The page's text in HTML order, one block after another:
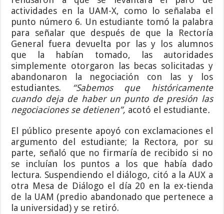
actividades en la UAM-X, como lo señalaba el
punto número 6. Un estudiante tomó la palabra
para señalar que después de que la Rectoría
General fuera devuelta por las y los alumnos
que la habían tomado, las autoridades
simplemente otorgaron las becas solicitadas y
abandonaron la negociación con las y los
estudiantes.
“Sabemos que históricamente
cuando deja de haber un punto de presión las
negociaciones se detienen”, acotó el estudiante.
El público presente apoyó con exclamaciones el
argumento del estudiante; la Rectora, por su
parte, señaló que no firmaría de recibido si no
se incluían los puntos a los que había dado
lectura. Suspendiendo el diálogo, citó a la AUX a
otra Mesa de Diálogo el día 20 en la ex-tienda
de la UAM (predio abandonado que pertenece a
la universidad) y se retiró.